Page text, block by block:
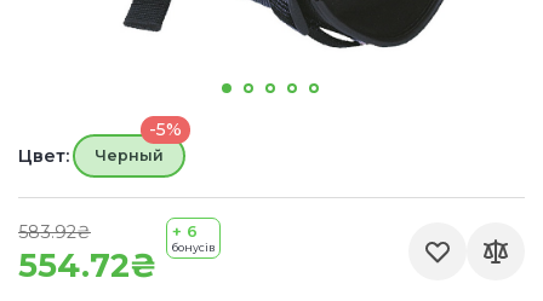
554.72₴
583.92₴ + 6
бонусів
Цвет:
-5%
Черный